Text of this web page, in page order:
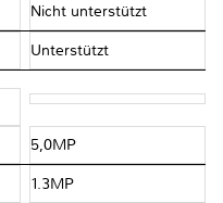
Nicht unterstützt
Unterstützt
5,0MP
1.3MP